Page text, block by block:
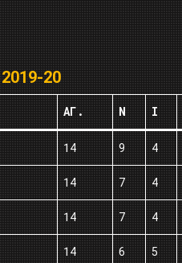
20
ΑΓ. Ν Ι
14 9 4
14 7 4
14 7 4
14 6 5